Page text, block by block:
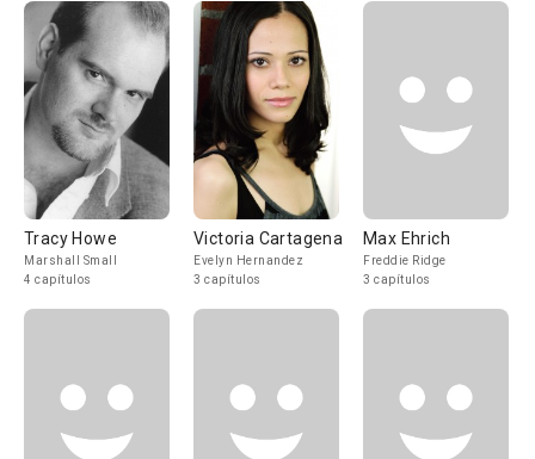
Tracy Howe
Marshall Small
4 capítulos
Victoria Cartagena
Evelyn Hernandez
3 capítulos
Max Ehrich
Freddie Ridge
3 capítulos